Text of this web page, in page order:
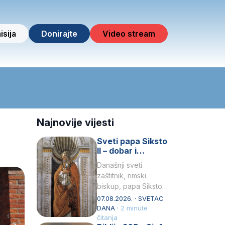
Donirajte Video stream
Najnovije vijesti
Sveti papa Siksto
II – dobar i
miroljubiv pastir
Današnji sveti
zaštitnik, rimski
biskup, papa Siksto
(Sixtus) II, prema
knjizi Liber
Pontificalis bio je
07.08.2026. · SVETAC
DANA · 2 minute
čitanja